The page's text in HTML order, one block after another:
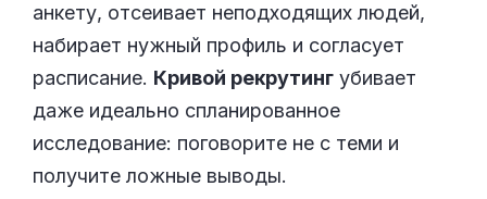
анкету, отсеивает неподходящих людей,
набирает нужный профиль и согласует
расписание. Кривой рекрутинг убивает
даже идеально спланированное
исследование: поговорите не с теми и
получите ложные выводы.